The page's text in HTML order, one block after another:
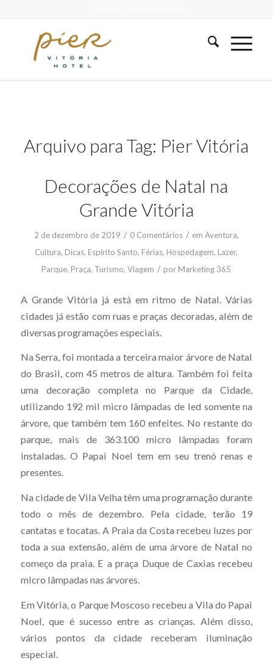
Arquivo para Tag: Pier Vitória
Decorações de Natal na
Grande Vitória
2 de dezembro de 2019 / 0 Comentários / em Aventura,
Cultura, Dicas, Espírito Santo, Férias, Hospedagem, Lazer,
Parque, Praça, Turismo,Viagem / por Marketing 365
A Grande Vitória já está em ritmo de Natal. Várias
cidades já estão com ruas e praças decoradas, além de
diversas programações especiais.
Na Serra, foi montada a terceira maior árvore de Natal
do Brasil, com 45 metros de altura. Também foi feita
uma decoração completa no Parque da Cidade,
utilizando 192 mil micro lâmpadas de led somente na
árvore, que também tem 160 enfeites. No restante do
parque, mais de 363.100 micro lâmpadas foram
instaladas. O Papai Noel tem em seu trenó renas e
presentes.
Na cidade de Vila Velha têm uma programação durante
todo o mês de dezembro. Pela cidade, terão 19
cantatas e tocatas. A Praia da Costa recebeu luzes por
toda a sua extensão, além de uma árvore de Natal no
começo da praia. E a praça Duque de Caxias recebeu
micro lâmpadas nas árvores.
Em Vitória, o Parque Moscoso recebeu a Vila do Papai
Noel, que é sucesso entre as crianças. Além disso,
vários pontos da cidade receberam iluminação
especial.